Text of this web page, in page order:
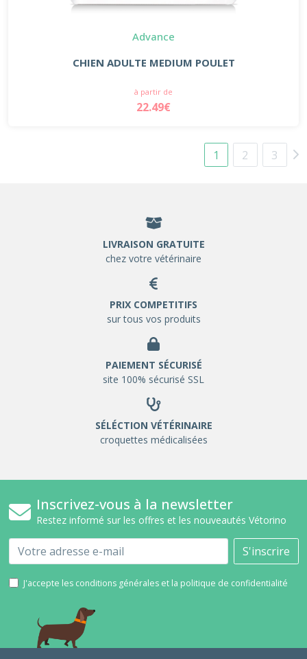
Advance
CHIEN ADULTE MEDIUM POULET
à partir de
22.49€
1 2 3
LIVRAISON GRATUITE
chez votre vétérinaire
PRIX COMPETITIFS
sur tous vos produits
PAIEMENT SÉCURISÉ
site 100% sécurisé SSL
SÉLÉCTION VÉTÉRINAIRE
croquettes médicalisées
Inscrivez-vous à la newsletter
Restez informé sur les offres et les nouveautés Vétorino
Email S'inscrire
J'accepte les conditions générales et la politique de confidentialité